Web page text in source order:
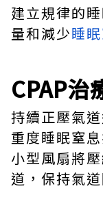
建立規律的
量和減少睡
CPAP治
持續正壓氣
重度睡眠窒
小型風扇將
道，保持氣